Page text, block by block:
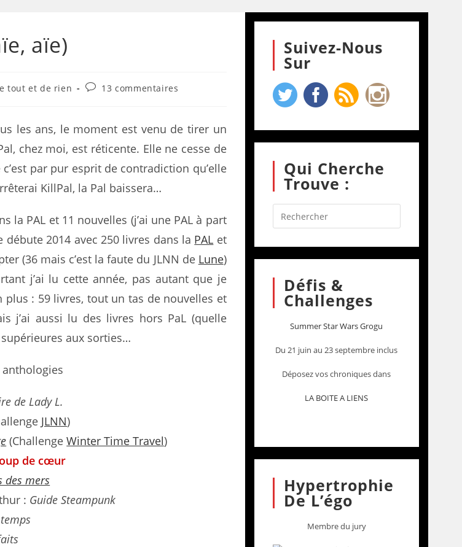
aïe)
tout et de rien 13 commentaires
les ans, le moment est venu de tirer un
chez moi, est réticente. Elle ne cesse de
par pur esprit de contradiction qu’elle
KillPal, la Pal baissera…
la PAL et 11 nouvelles (j’ai une PAL à part
débute 2014 avec 250 livres dans la PAL et
(36 mais c’est la faute du JLNN de Lune)
j’ai lu cette année, pas autant que je
plus : 59 livres, tout un tas de nouvelles et
j’ai aussi lu des livres hors PaL (quelle
aux sorties…
de Lady L.
JLNN)
(ChallengeWinter Time Travel)
de cœur
des mers
: Guide Steampunk
Suivez-Nous
Sur
Qui Cherche
Trouve :
Défis &
Challenges
Summer Star Wars Grogu
Du 21 juin au 23 septembre inclus
Déposez vos chroniques dans
LA BOITE A LIENS
Hypertrophie
De L’égo
Membre du jury